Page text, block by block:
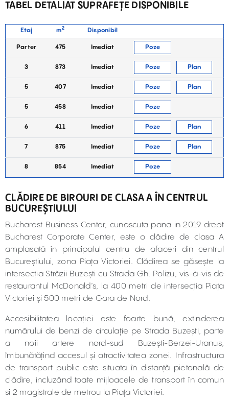
TABEL DETALIAT SUPRAFEȚE DISPONIBILE
Etaj m2 Disponibil
Parter 475 Imediat Poze
3 873 Imediat Poze Plan
5 407 Imediat Poze Plan
5 458 Imediat Poze
6 411 Imediat Poze Plan
7 875 Imediat Poze Plan
8 854 Imediat Poze
CLĂDIRE DE BIROURI DE CLASA A ÎN CENTRUL
BUCUREȘTIULUI
Bucharest Business Center, cunoscuta pana in 2019 drept
Bucharest Corporate Center, este o clădire de clasa A
amplasată în principalul centru de afaceri din centrul
Bucureștiului, zona Piața Victoriei. Clădirea se găsește la
intersecția Străzii Buzești cu Strada Gh. Polizu, vis-à-vis de
restaurantul McDonald’s, la 400 metri de intersecția Piața
Victoriei și 500 metri de Gara de Nord.
Accesibilitatea locației este foarte bună, extinderea
numărului de benzi de circulație pe Strada Buzești, parte
a noii artere nord-sud Buzești-Berzei-Uranus,
îmbunătățind accesul și atractivitatea zonei. Infrastructura
de transport public este situata în distanță pietonală de
clădire, incluzând toate mijloacele de transport în comun
si 2 magistrale de metrou la Piața Victoriei.